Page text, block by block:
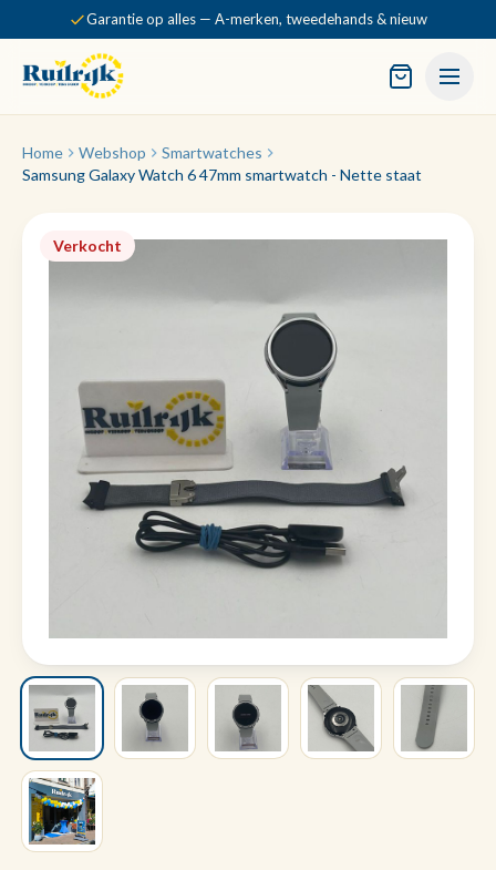
Garantie op alles — A-merken, tweedehands & nieuw
Home Webshop
Smartwatches
Samsung Galaxy Watch 6 47mm smartwatch - Nette staat
Verkocht